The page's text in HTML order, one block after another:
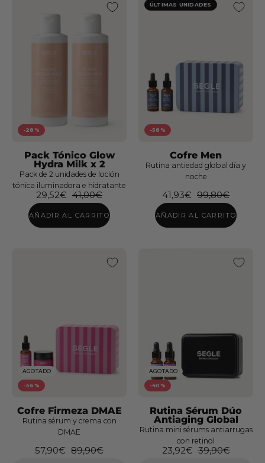
Sérum
D
Urban
Rutina
@befarmacos
-28%
Pack Tónico Glow
Hydra Milk x 2
Pack de 2 unidades de loción
tónica iluminadora e hidratante
29,52€ 41,00€
AÑADIR AL CARRITO
-58%
ÚLTIMAS UNIDADES
Cofre Men
Rutina antiedad global día y
noche
41,93€ 99,80€
AÑADIR AL CARRITO
AGOTADO
-36%
Cofre Firmeza DMAE
Rutina sérum y crema con
DMAE
57,90€ 89,90€
AGOTADO
-40%
Rutina Sérum Dúo
Antiaging Global
Rutina mini sérums antiarrugas
con retinol
23,92€ 39,90€